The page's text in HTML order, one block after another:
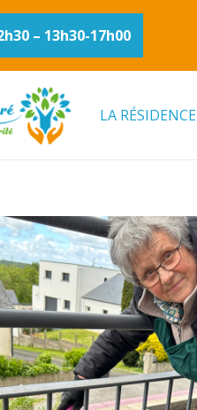
– 13h30-17h00
LA RÉSIDENCE